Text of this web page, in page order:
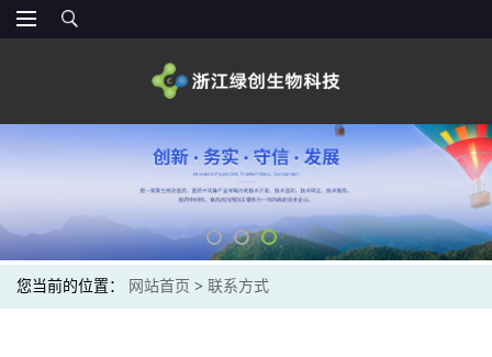
您当前的位置： 网站首页 > 联系方式